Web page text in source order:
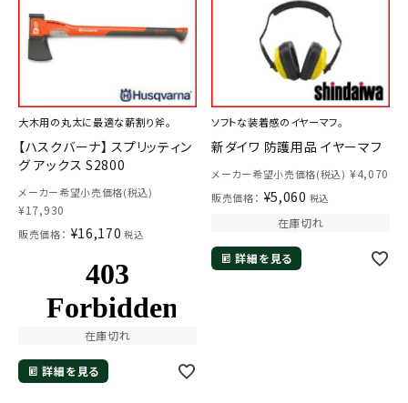
大木用の丸太に最適な薪割り斧。
【ハスクバーナ】 スプリッティン
グ アックス S2800
メーカー希望小売価格(税込)
¥17,930
販売価格： ¥16,170 税込
在庫切れ
詳細を見る
ソフトな装着感のイヤーマフ。
新ダイワ 防護用品 イヤーマフ
メーカー希望小売価格(税込) ¥4,070
販売価格： ¥5,060 税込
在庫切れ
詳細を見る